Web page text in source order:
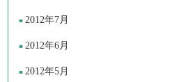
2012年7月
2012年6月
2012年5月